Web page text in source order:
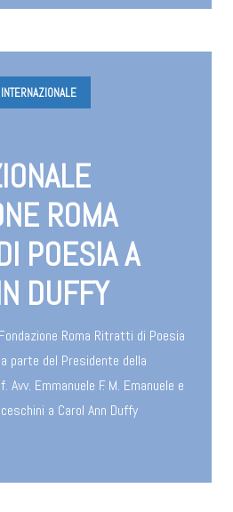
ROMA
POESIA A
DUFFY
Roma Ritratti di Poesia
parte del Presidente della
Avv. Emmanuele F. M. Emanuele e
a Carol Ann Duffy